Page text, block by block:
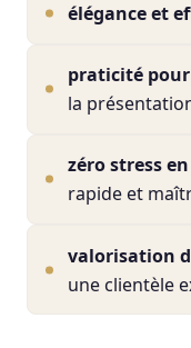
élégance et
praticité
la
zéro stress
rapide et
valorisation
une clientèle